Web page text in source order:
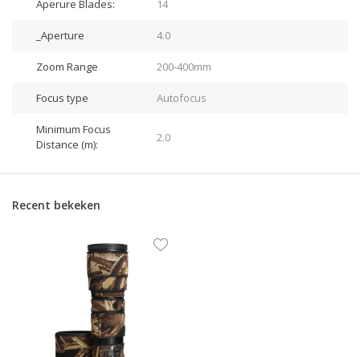
Aperure Blades: 14
_Aperture 4.0
Zoom Range 200-400mm
Focus type Autofocus
Minimum Focus
Distance (m):
2.0
Recent bekeken